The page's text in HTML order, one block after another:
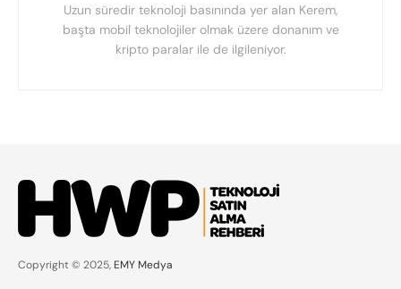
Uzun süredir teknoloji basınında yer alan Kerem,
başta mobil teknolojiler olmak üzere donanım ve
kripto paralar ile de ilgileniyor.
Copyright © 2025, EMY Medya